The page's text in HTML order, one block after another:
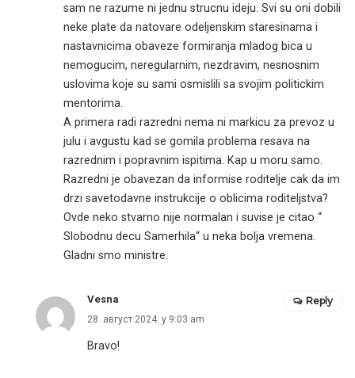
sam ne razume ni jednu strucnu ideju. Svi su oni dobili
neke plate da natovare odeljenskim staresinama i
nastavnicima obaveze formiranja mladog bica u
nemogucim, neregularnim, nezdravim, nesnosnim
uslovima koje su sami osmislili sa svojim politickim
mentorima.
A primera radi razredni nema ni markicu za prevoz u
julu i avgustu kad se gomila problema resava na
razrednim i popravnim ispitima. Kap u moru samo.
Razredni je obavezan da informise roditelje cak da im
drzi savetodavne instrukcije o oblicima roditeljstva?
Ovde neko stvarno nije normalan i suvise je citao “
Slobodnu decu Samerhila“ u neka bolja vremena.
Gladni smo ministre.
Vesna
28. август 2024. у 9:03 am
Bravo!
Reply